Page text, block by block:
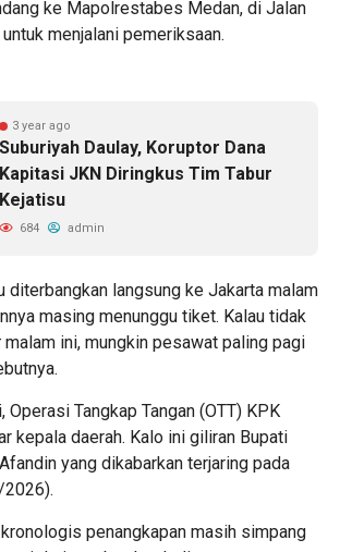
ke Mapolrestabes Medan, di Jalan
menjalani pemeriksaan.
3 year ago
Suburiyah Daulay, Koruptor Dana
Kapitasi JKN Diringkus Tim Tabur
Kejatisu
684 admin
diterbangkan langsung ke Jakarta malam
masing menunggu tiket. Kalau tidak
malam ini, mungkin pesawat paling pagi
Tangkap Tangan (OTT) KPK
kepala daerah. Kalo ini giliran Bupati
yang dikabarkan terjaring pada
penangkapan masih simpang